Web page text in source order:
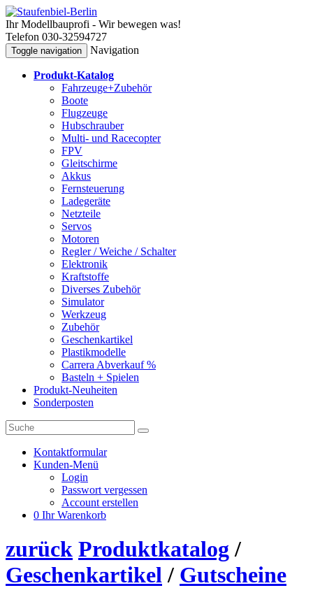
Ihr Modellbauprofi - Wir bewegen was!
Telefon 030-32594727
Toggle navigation Navigation
Produkt-Katalog
Fahrzeuge+Zubehör
Boote
Flugzeuge
Hubschrauber
Multi- und Racecopter
FPV
Gleitschirme
Akkus
Fernsteuerung
Ladegeräte
Netzteile
Servos
Motoren
Regler / Weiche / Schalter
Elektronik
Kraftstoffe
Diverses Zubehör
Simulator
Werkzeug
Zubehör
Geschenkartikel
Plastikmodelle
Carrera Abverkauf %
Basteln + Spielen
Produkt-Neuheiten
Sonderposten
Kontaktformular
Kunden-Menü
Login
Passwort vergessen
Account erstellen
0 Ihr Warenkorb
zurück Produktkatalog/
Geschenkartikel/ Gutscheine